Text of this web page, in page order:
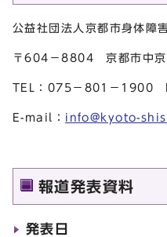
公益社団法人京都市身体障
〒604－8804 京都市中
TEL：075－801－1900
E-mail： info@kyoto-
報道発表資料
発表日